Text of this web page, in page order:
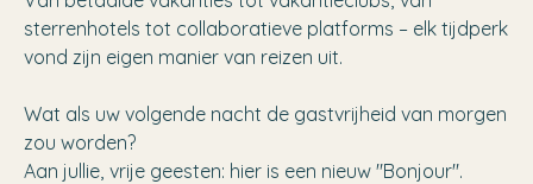
sterrenhotels tot collaboratieve platforms – elk tijdperk
vond zijn eigen manier van reizen uit.
Wat als uw volgende nacht de gastvrijheid van morgen
zou worden?
Aan jullie, vrije geesten: hier is een nieuw "Bonjour".